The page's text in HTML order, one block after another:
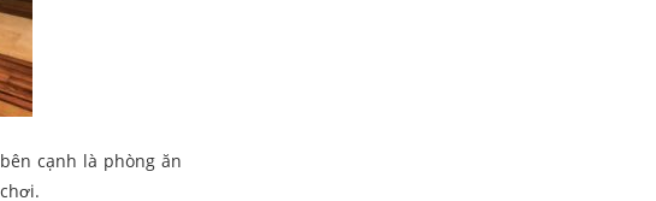
cạnh là phòng ăn